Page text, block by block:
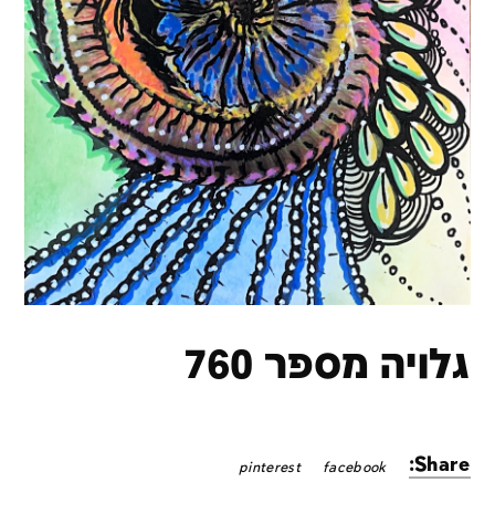
גלויה מספר 760
Share:
facebook
pinterest